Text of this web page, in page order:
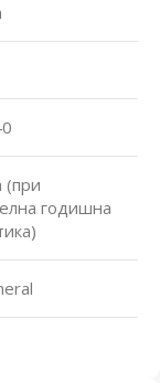
(при
годишна